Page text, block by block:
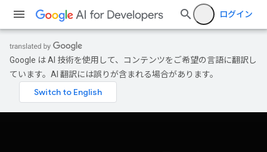
ログイン
Google は AI 技術を使用して、コンテンツをご希望の言語に翻訳し
ています。AI 翻訳には誤りが含まれる場合があります。